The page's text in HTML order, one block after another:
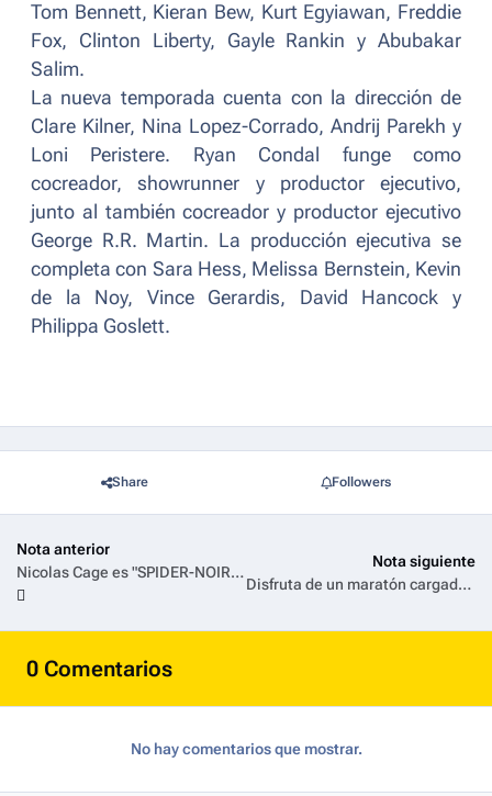
Tom Bennett, Kieran Bew, Kurt Egyiawan, Freddie
Fox, Clinton Liberty, Gayle Rankin y Abubakar
Salim.
La nueva temporada cuenta con la dirección de
Clare Kilner, Nina Lopez-Corrado, Andrij Parekh y
Loni Peristere. Ryan Condal funge como
cocreador, showrunner y productor ejecutivo,
junto al también cocreador y productor ejecutivo
George R.R. Martin. La producción ejecutiva se
completa con Sara Hess, Melissa Bernstein, Kevin
de la Noy, Vince Gerardis, David Hancock y
Philippa Goslett.
Share Followers
Nota anterior
Nicolas Cage es "SPIDER-NOIR" en el nuevo tráiler de la serie de Prime Video
Nota siguiente
Disfruta de un maratón cargado de adrenalina con la colección Rápidos y Furiosos, en exclusiva por Universal+
0 Comentarios
No hay comentarios que mostrar.